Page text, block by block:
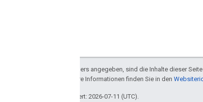
Sofern nicht anders angegeben, sind die Inhalte dieser
lizenziert. Weitere Informationen finden Sie in den
Zuletzt aktualisiert: 2026-07-11 (UTC).